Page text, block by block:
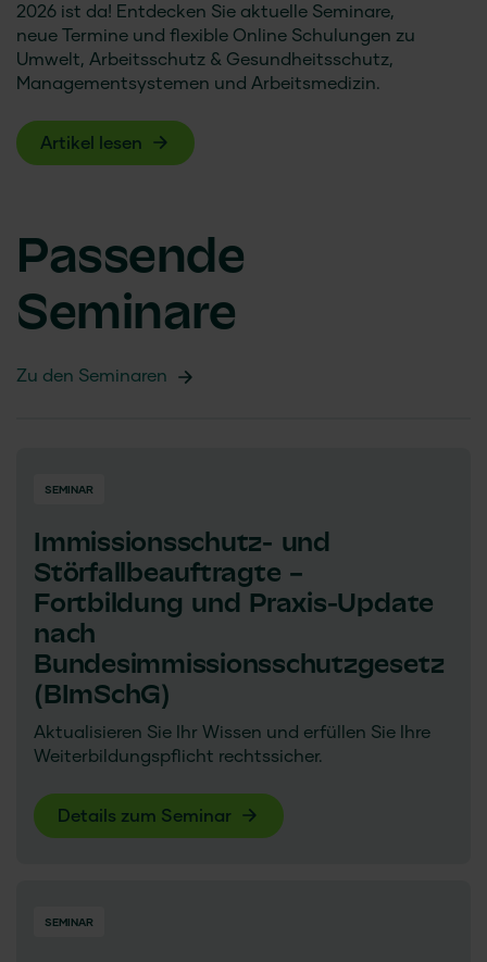
2026 ist da! Entdecken Sie aktuelle Seminare,
neue Termine und flexible Online Schulungen zu
Umwelt, Arbeitsschutz & Gesundheitsschutz,
Managementsystemen und Arbeitsmedizin.
Artikel lesen
Passende
Seminare
Zu den Seminaren
SEMINAR
Immissionsschutz- und
Störfallbeauftragte –
Fortbildung und Praxis-Update
nach
Bundesimmissionsschutzgesetz
(BImSchG)
Aktualisieren Sie Ihr Wissen und erfüllen Sie Ihre
Weiterbildungspflicht rechtssicher.
Details zum Seminar
SEMINAR